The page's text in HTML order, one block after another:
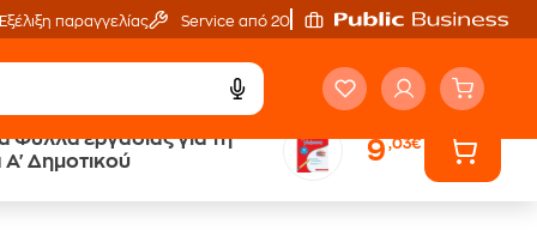
Εξέλιξη παραγγελίας Service από 20'
Φύλλα εργασίας για τη
Δημοτικού
9,03€
Έλα στον κόσμο